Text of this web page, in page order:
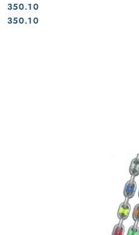
Cena:
350.10
Cena:
350.10